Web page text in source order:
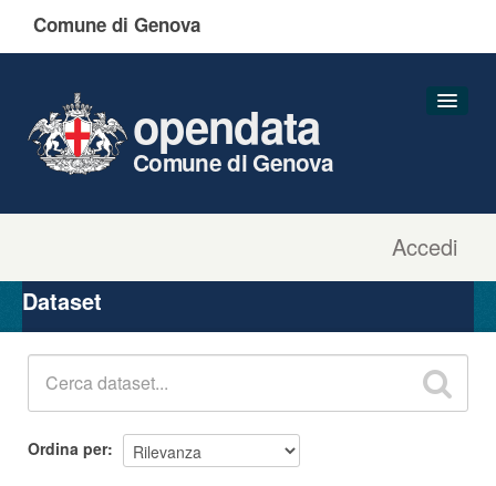
Comune di Genova
Accedi
opendata
Comune di Genova
Organizzazioni
Gruppi
Dataset
Ordina per